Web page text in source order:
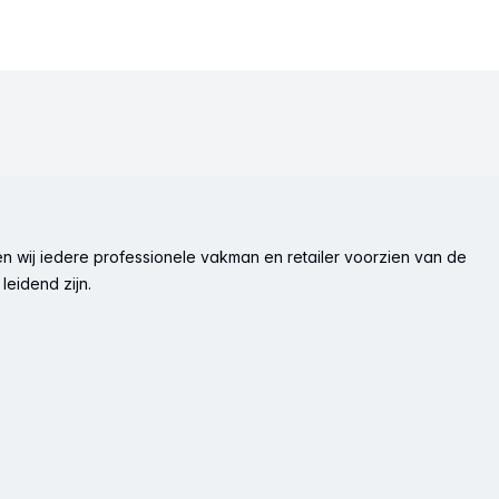
wij iedere professionele vakman en retailer voorzien van de
zijn.